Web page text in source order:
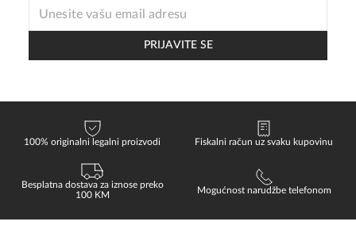
EMAIL
PRIJAVITE SE
100% originalni legalni proizvodi Fiskalni račun uz svaku kupovinu
Besplatna dostava za iznose preko
100 KM
Mogućnost narudžbe telefonom